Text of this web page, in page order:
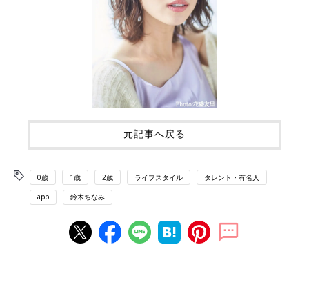
元記事へ戻る
0歳 1歳 2歳 ライフスタイル タレント・有名人
app 鈴木ちなみ